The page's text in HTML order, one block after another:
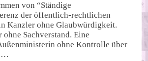
von “Ständige
der öffentlich-rechtlichen
Kanzler ohne Glaubwürdigkeit.
Sachverstand. Eine
ohne Kontrolle über
…